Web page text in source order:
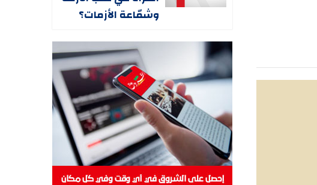
وشمّاعة الأزمات؟